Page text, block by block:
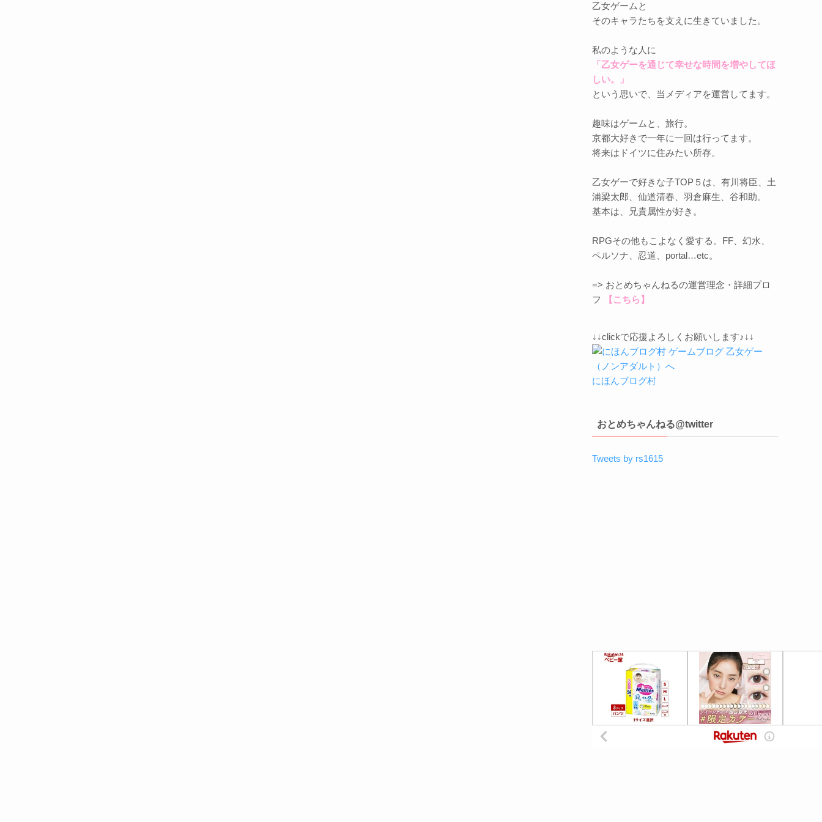
乙女ゲームと
そのキャラたちを支えに生きていました。
私のような人に
「乙女ゲーを通じて幸せな時間を増やしてほ
しい。」
という思いで、当メディアを運営してます。
趣味はゲームと、旅行。
京都大好きで一年に一回は行ってます。
将来はドイツに住みたい所存。
乙女ゲーで好きな子TOP５は、有川将臣、土
浦梁太郎、仙道清春、羽倉麻生、谷和助。
基本は、兄貴属性が好き。
RPGその他もこよなく愛する。FF、幻水、
ペルソナ、忍道、portal…etc。
=> おとめちゃんねるの運営理念・詳細プロ
フ
【こちら】
↓↓clickで応援よろしくお願いします♪↓↓
にほんブログ村
おとめちゃんねる@twitter
Tweets by rs1615